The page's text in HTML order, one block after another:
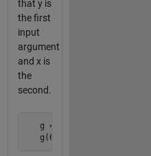
that y is
the first
input
argument
and x is
the
second.
   g = reverseArguments(f);
   g(6,5)